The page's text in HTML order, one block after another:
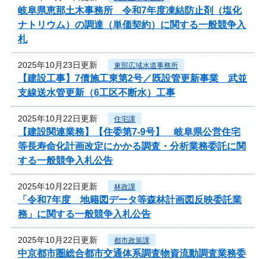
岐阜県恵那土木事務所 令和7年度凍結防止剤（塩化
ナトリウム）の調達（単価契約）に関する一般競争入
札
2025年10月23日更新 東部広域水道事務所
【建設工事】7債施工東第2号／既設管更新事業 武並
支線送水管更新（6工区不断水）工事
2025年10月22日更新 住宅課
【建設関連業務】【住委第7-9号】 岐阜県公営住宅
等長寿命化計画改定にかかる調査・分析業務委託に関
する一般競争入札公告
2025年10月22日更新 林政課
「令和7年度 地籍図データ等森林計画図反映委託業
務」に関する一般競争入札公告
2025年10月22日更新 都市政策課
中京都市圏総合都市交通体系調査物資流動調査業務委